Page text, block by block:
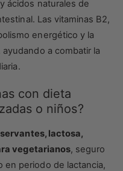
y ácidos naturales de
Las vitaminas B2,
energético y la
a combatir la
con dieta
o niños?
lactosa,
vegetarianos, seguro
en periodo de lactancia,